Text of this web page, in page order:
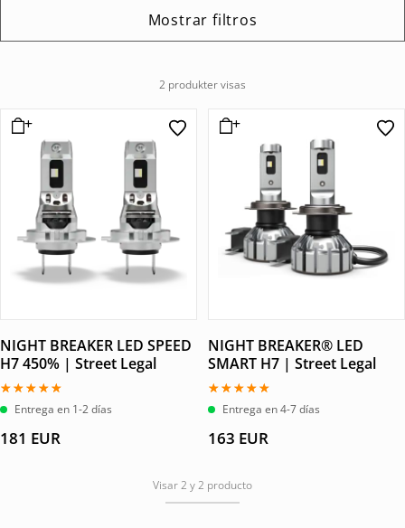
Mostrar filtros
2 produkter visas
NIGHT BREAKER LED SPEED
H7 450% | Street Legal
Valorado
con
de 5
Entrega en 1-2 días
181 EUR
NIGHT BREAKER® LED
SMART H7 | Street Legal
Valorado
con
de 5
Entrega en 4-7 días
163 EUR
Visar 2 y 2 producto